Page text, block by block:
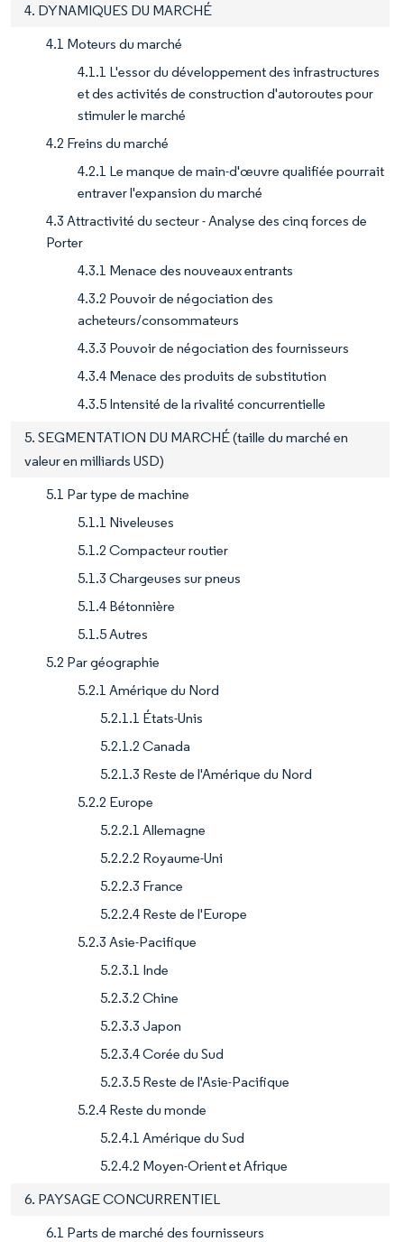
4. DYNAMIQUES DU MARCHÉ
4.1 Moteurs du marché
4.1.1 L'essor du développement des infrastructures
et des activités de construction d'autoroutes pour
stimuler le marché
4.2 Freins du marché
4.2.1 Le manque de main-d'œuvre qualifiée pourrait
entraver l'expansion du marché
4.3 Attractivité du secteur - Analyse des cinq forces de
Porter
4.3.1 Menace des nouveaux entrants
4.3.2 Pouvoir de négociation des
acheteurs/consommateurs
4.3.3 Pouvoir de négociation des fournisseurs
4.3.4 Menace des produits de substitution
4.3.5 Intensité de la rivalité concurrentielle
5. SEGMENTATION DU MARCHÉ (taille du marché en
valeur en milliards USD)
5.1 Par type de machine
5.1.1 Niveleuses
5.1.2 Compacteur routier
5.1.3 Chargeuses sur pneus
5.1.4 Bétonnière
5.1.5 Autres
5.2 Par géographie
5.2.1 Amérique du Nord
5.2.1.1 États-Unis
5.2.1.2 Canada
5.2.1.3 Reste de l'Amérique du Nord
5.2.2 Europe
5.2.2.1 Allemagne
5.2.2.2 Royaume-Uni
5.2.2.3 France
5.2.2.4 Reste de l'Europe
5.2.3 Asie-Pacifique
5.2.3.1 Inde
5.2.3.2 Chine
5.2.3.3 Japon
5.2.3.4 Corée du Sud
5.2.3.5 Reste de l'Asie-Pacifique
5.2.4 Reste du monde
5.2.4.1 Amérique du Sud
5.2.4.2 Moyen-Orient et Afrique
6. PAYSAGE CONCURRENTIEL
6.1 Parts de marché des fournisseurs